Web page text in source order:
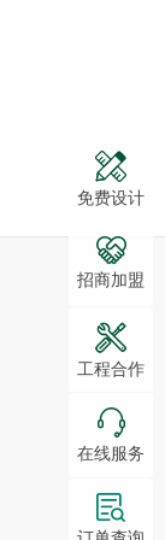
免费设计
招商加盟
工程合作
在线服务